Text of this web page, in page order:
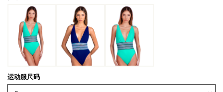
运动服尺码